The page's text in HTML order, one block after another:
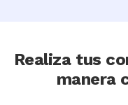
Realiza tus
manera